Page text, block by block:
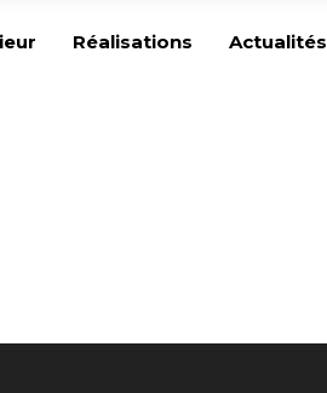
Réalisations Actualités